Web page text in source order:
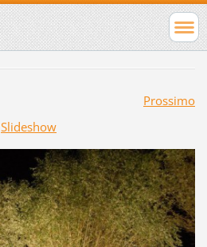
Prossimo
Slideshow